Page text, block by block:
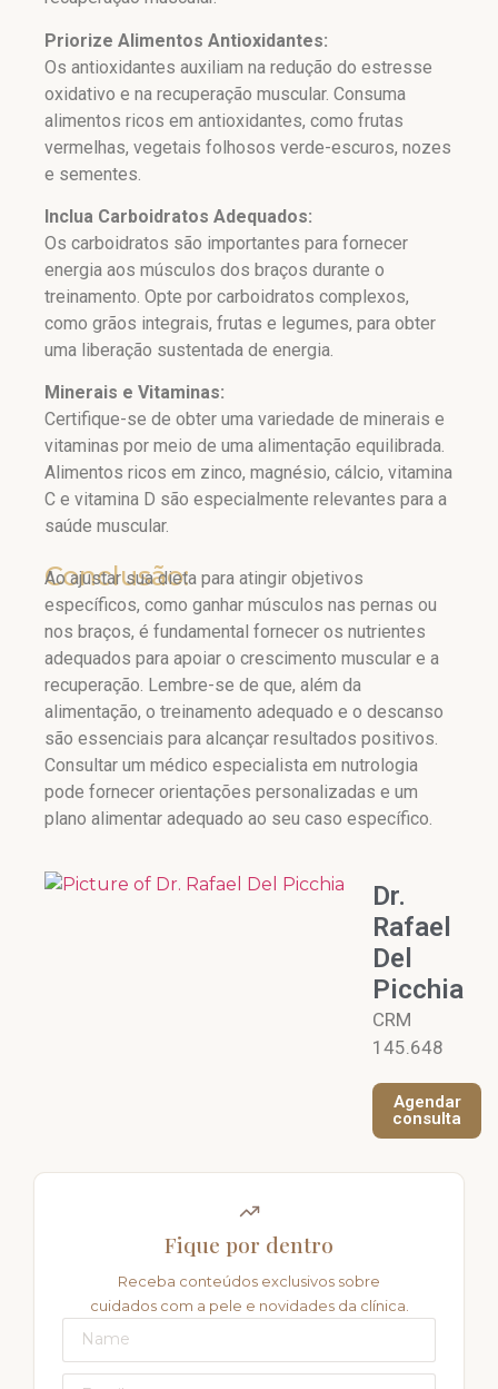
Priorize Alimentos Antioxidantes:
Os antioxidantes auxiliam na redução do estresse
oxidativo e na recuperação muscular. Consuma
alimentos ricos em antioxidantes, como frutas
vermelhas, vegetais folhosos verde-escuros, nozes
e sementes.
Inclua Carboidratos Adequados:
Os carboidratos são importantes para fornecer
energia aos músculos dos braços durante o
treinamento. Opte por carboidratos complexos,
como grãos integrais, frutas e legumes, para obter
uma liberação sustentada de energia.
Minerais e Vitaminas:
Certifique-se de obter uma variedade de minerais e
vitaminas por meio de uma alimentação equilibrada.
Alimentos ricos em zinco, magnésio, cálcio, vitamina
C e vitamina D são especialmente relevantes para a
saúde muscular.
Conclusão:
Ao ajustar sua dieta para atingir objetivos
específicos, como ganhar músculos nas pernas ou
nos braços, é fundamental fornecer os nutrientes
adequados para apoiar o crescimento muscular e a
recuperação. Lembre-se de que, além da
alimentação, o treinamento adequado e o descanso
são essenciais para alcançar resultados positivos.
Consultar um médico especialista em nutrologia
pode fornecer orientações personalizadas e um
plano alimentar adequado ao seu caso específico.
Dr.
Rafael
Del
Picchia
CRM
145.648
Agendar
consulta
Fique por dentro
Receba conteúdos exclusivos sobre
cuidados com a pele e novidades da clínica.